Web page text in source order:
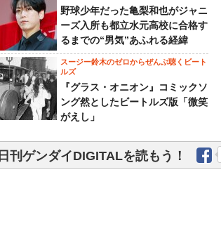
野球少年だった亀梨和也がジャニ
ーズ入所も都立水元高校に合格す
るまでの“男気”あふれる経緯
スージー鈴木のゼロからぜんぶ聴くビート
ルズ
『グラス・オニオン』コミックソ
ング然としたビートルズ版「微笑
がえし」
日刊ゲンダイDIGITALを読もう！